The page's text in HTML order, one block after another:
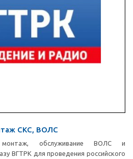
СКС, ВОЛС
монтаж, обслуживание ВОЛС и
ВГТРК для проведения российского